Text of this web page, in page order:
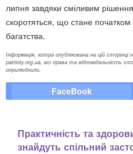
липня завдяки сміливим
скоротяться, що стане
багатства.
Інформація, котра опублікована на цій
patrioty.org.ua, всі права та відповідальність
оприлюднили.
FaceBook
Практичність та
знайдуть спільний